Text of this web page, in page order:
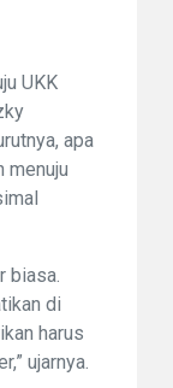
UKK
apa
menuju
biasa.
di
harus
ujarnya.